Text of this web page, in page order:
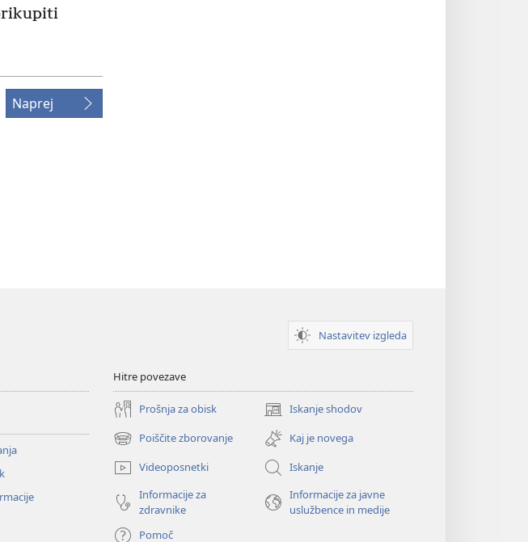
Naprej
Nastavitev izgleda
Hitre povezave
Prošnja za obisk Iskanje shodov
(odpre
novo
okno)
Poiščite zborovanje
(odpre
novo
okno)
Kaj je novega
Videoposnetki
Iskanje
Informacije za
zdravnike
Informacije za javne
uslužbence in medije
Pomoč